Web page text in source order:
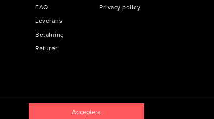
FAQ
Leverans
Betalning
Returer
Privacy policy
Acceptera